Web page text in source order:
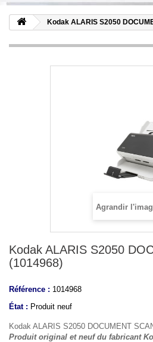
Kodak ALARIS S2050
Agrandir
Kodak ALARIS S2050
(1014968)
Référence : 1014968
État : Produit neuf
Kodak ALARIS S2050 DOCUMENT
Produit original et neuf du fabricant